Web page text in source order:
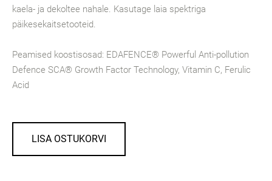
kaela- ja dekoltee nahale. Kasutage laia spektriga
päikesekaitsetooteid.
Peamised koostisosad: EDAFENCE® Powerful Anti-pollution
Defence SCA® Growth Factor Technology, Vitamin C, Ferulic
Acid
LISA OSTUKORVI